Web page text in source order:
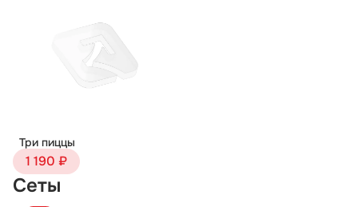
Три пиццы
1 190 ₽
Сеты